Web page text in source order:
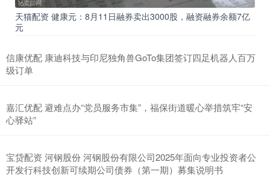
天猫配资 健康元：8月11日融券卖出3000股，融资融券余额7亿
元
信康优配 康迪科技与印尼独角兽GoTo集团签订四足机器人百万
级订单
嘉汇优配 避难点办“党员服务市集”，福保街道暖心举措筑牢“安
心驿站”
宝贷配资 河钢股份 河钢股份有限公司2025年面向专业投资者公
开发行科技创新可续期公司债券（第一期）募集说明书